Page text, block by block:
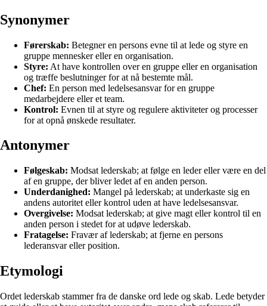
Synonymer
Førerskab: Betegner en persons evne til at lede og styre en
gruppe mennesker eller en organisation.
Styre: At have kontrollen over en gruppe eller en organisation
og træffe beslutninger for at nå bestemte mål.
Chef: En person med ledelsesansvar for en gruppe
medarbejdere eller et team.
Kontrol: Evnen til at styre og regulere aktiviteter og processer
for at opnå ønskede resultater.
Antonymer
Følgeskab: Modsat lederskab; at følge en leder eller være en del
af en gruppe, der bliver ledet af en anden person.
Underdanighed: Mangel på lederskab; at underkaste sig en
andens autoritet eller kontrol uden at have ledelsesansvar.
Overgivelse: Modsat lederskab; at give magt eller kontrol til en
anden person i stedet for at udøve lederskab.
Fratagelse: Fravær af lederskab; at fjerne en persons
lederansvar eller position.
Etymologi
Ordet lederskab stammer fra de danske ord lede og skab. Lede betyder